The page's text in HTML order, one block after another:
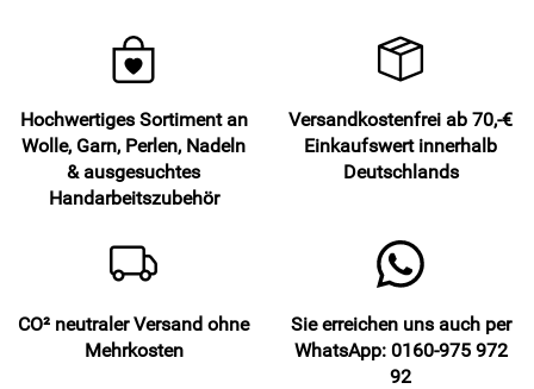
Hochwertiges Sortiment an
Wolle, Garn, Perlen, Nadeln
& ausgesuchtes
Handarbeitszubehör
Versandkostenfrei ab 70,-€
Einkaufswert innerhalb
Deutschlands
CO² neutraler Versand ohne
Mehrkosten
Sie erreichen uns auch per
WhatsApp: 0160-975 972
92